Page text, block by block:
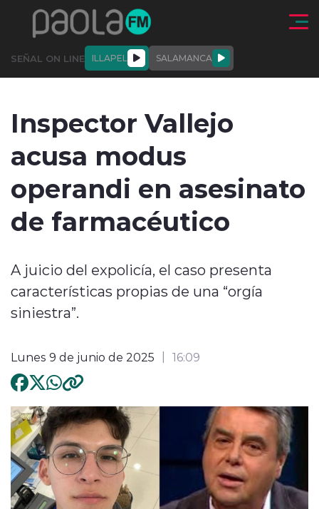
Click acá para ir directamente al contenido
SEÑAL ON LINE ILLAPEL SALAMANCA
ENTREVISTAS
modo claro
Inspector Vallejo
acusa modus
operandi en asesinato
de farmacéutico
A juicio del expolicía, el caso presenta
características propias de una “orgía
siniestra”.
Lunes 9 de junio de 2025 16:09